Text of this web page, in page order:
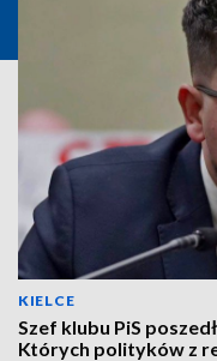
KIELCE
Szef klubu PiS
Których polityków z